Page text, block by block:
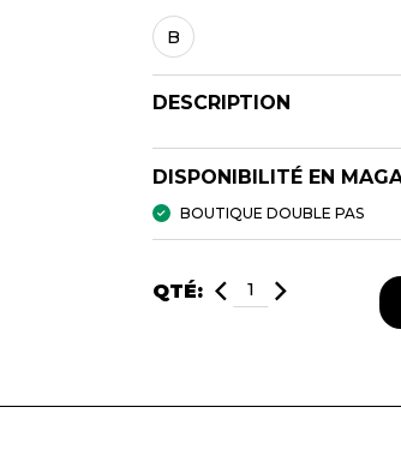
B
DESCRIPTION
DISPONIBILITÉ EN
BOUTIQUE DOUBLE PAS
QTÉ: